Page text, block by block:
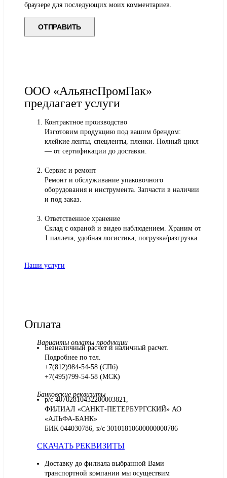
браузере для последующих моих комментариев.
ООО «АльянсПромПак»
предлагает услуги
Контрактное производство
Изготовим продукцию под вашим брендом:
клейкие ленты, спецленты, пленки. Полный цикл
— от сертификации до доставки.
Сервис и ремонт
Ремонт и обслуживание упаковочного
оборудования и инструмента. Запчасти в наличии
и под заказ.
Ответственное хранение
Склад с охраной и видео наблюдением. Храним от
1 паллета, удобная логистика, погрузка/разгрузка.
Наши услуги
Оплата
Варианты оплаты продукции
Безналичный расчет и наличный расчет.
Подробнее по тел.
+7(812)984-54-58 (СПб)
+7(495)799-54-58 (МСК)
Банковские реквизиты
р/с 40702810432200003821,
ФИЛИАЛ «САНКТ-ПЕТЕРБУРГСКИЙ» АО
«АЛЬФА-БАНК»
БИК 044030786, к/с 30101810600000000786
СКАЧАТЬ РЕКВИЗИТЫ
Доставку до филиала выбранной Вами
транспортной компании мы осуществим